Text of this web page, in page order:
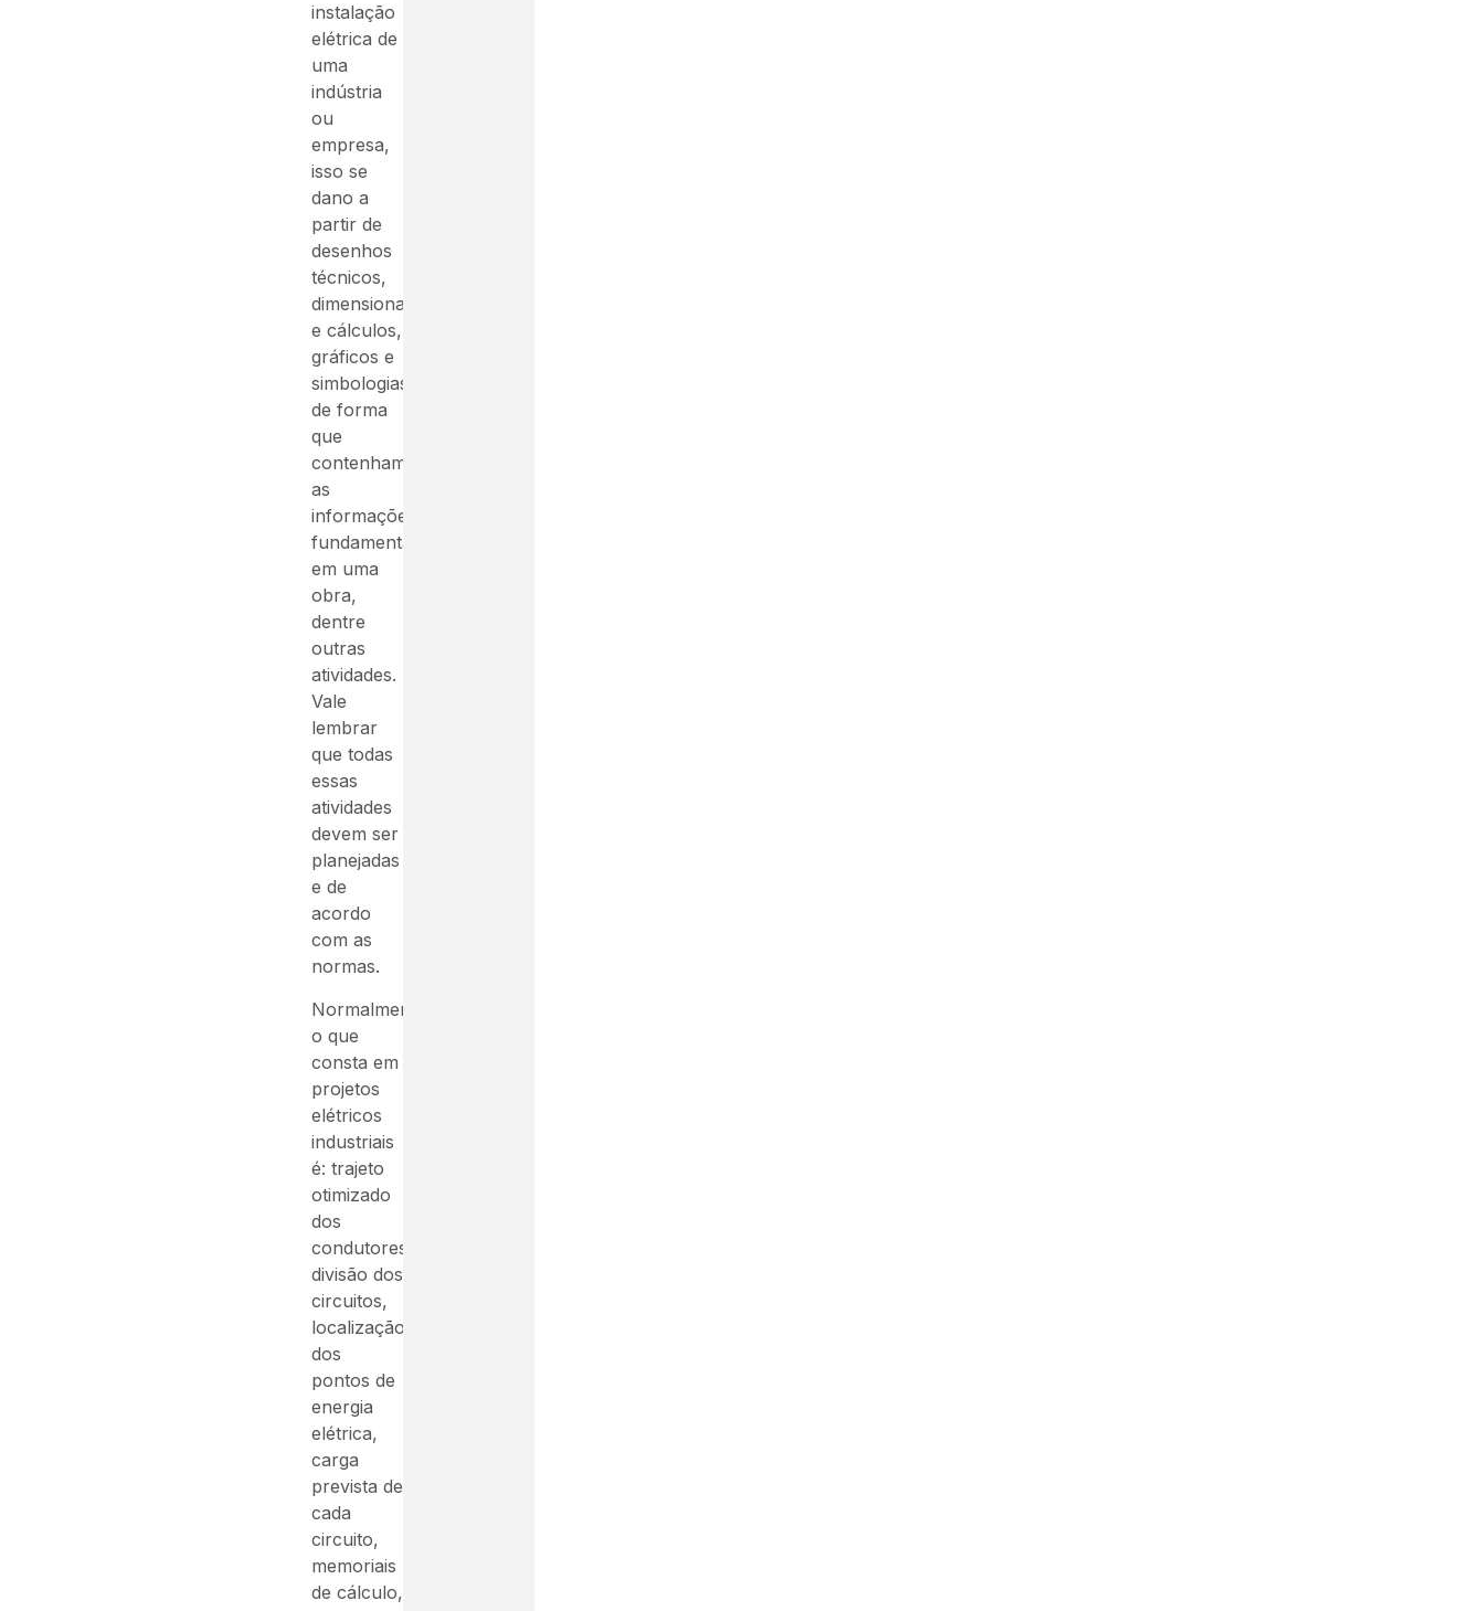
instalação
elétrica de
uma
indústria
ou
empresa,
isso se
dano a
partir de
desenhos
técnicos,
dimensionamentos
e cálculos,
gráficos e
simbologias
de forma
que
contenham
as
informações
fundamentais
em uma
obra,
dentre
outras
atividades.
Vale
lembrar
que todas
essas
atividades
devem ser
planejadas
e de
acordo
com as
normas.
Normalmente,
o que
consta em
projetos
elétricos
industriais
é: trajeto
otimizado
dos
condutores,
divisão dos
circuitos,
localização
dos
pontos de
energia
elétrica,
carga
prevista de
cada
circuito,
memoriais
de cálculo,